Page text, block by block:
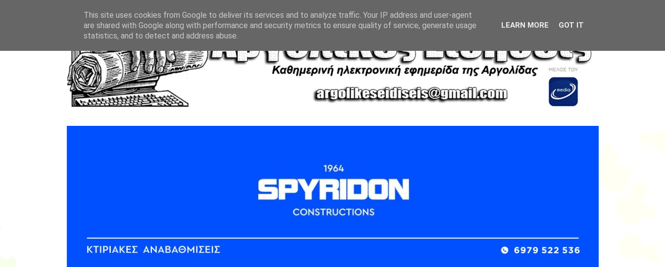
This site uses cookies from Google to deliver its services and to analyze traffic. Your IP address and user-agent
are shared with Google along with performance and security metrics to ensure quality of service, generate usage
statistics, and to detect and address abuse.
LEARN MORE GOT IT